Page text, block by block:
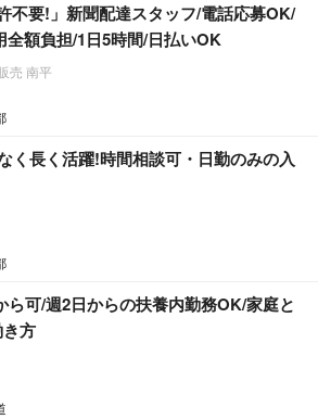
不要!」新聞配達スタッフ/電話応募OK/
額負担/1日5時間/日払いOK
売 南平
く長く活躍!時間相談可・日勤のみの入
ら可/週2日からの扶養内勤務OK/家庭と
方